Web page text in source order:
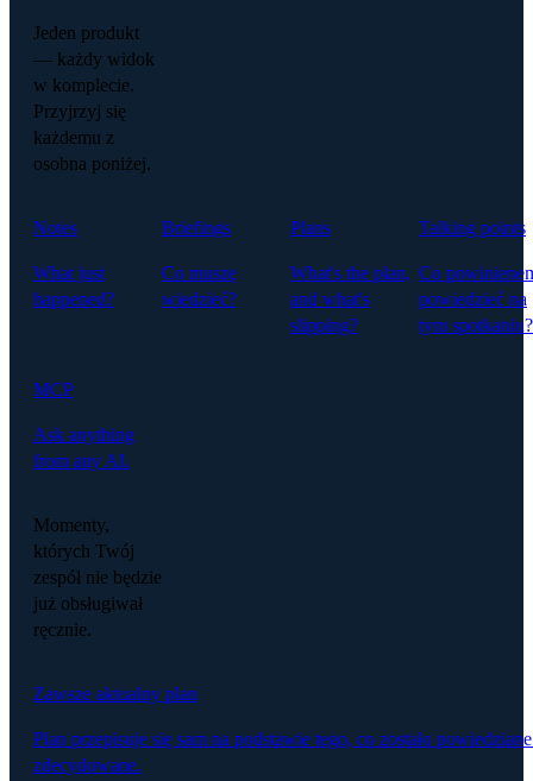
Jeden produkt
— każdy widok
w komplecie.
Przyjrzyj się
każdemu z
osobna poniżej.
Notes
What just
happened?
Briefings
Co muszę
wiedzieć?
Plans
What's the plan,
and what's
slipping?
Talking points
Co
powiedzieć na
tym spotkaniu?
MCP
Ask anything
from any AI.
Momenty,
których Twój
zespół nie będzie
już obsługiwał
ręcznie.
Zawsze aktualny plan
Plan przepisuje się sam na podstawie tego, co zostało
zdecydowane.